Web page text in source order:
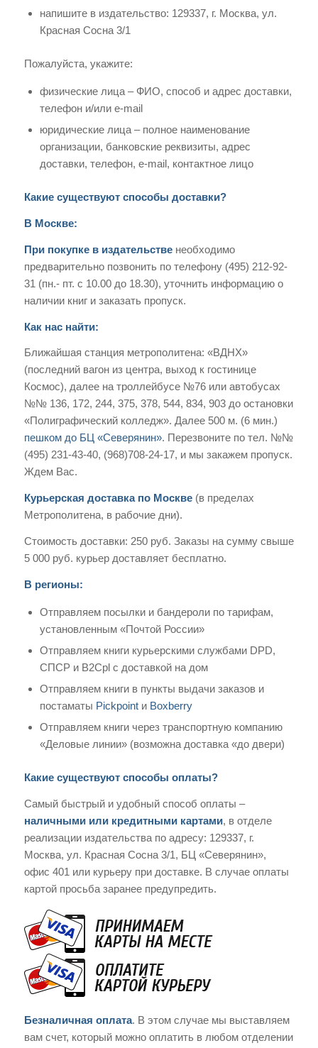
напишите в издательство: 129337, г. Москва, ул.
Красная Сосна 3/1
Пожалуйста, укажите:
физические лица – ФИО, способ и адрес доставки,
телефон и/или e-mail
юридические лица – полное наименование
организации, банковские реквизиты, адрес
доставки, телефон, e-mail, контактное лицо
Какие существуют способы доставки?
В Москве:
При покупке в издательственеобходимо
предварительно позвонить по телефону (495) 212-92-
31 (пн.- пт. с 10.00 до 18.30), уточнить информацию о
наличии книг и заказать пропуск.
Как нас найти:
Ближайшая станция метрополитена: «ВДНХ»
(последний вагон из центра, выход к гостинице
Космос), далее на троллейбусе №76 или автобусах
№№ 136, 172, 244, 375, 378, 544, 834, 903 до остановки
«Полиграфический колледж». Далее 500 м. (6 мин.)
пешком до БЦ «Северянин». Перезвоните по тел. №№
(495) 231-43-40, (968)708-24-17, и мы закажем пропуск.
Ждем Вас.
Курьерская доставка по Москве(в пределах
Метрополитена, в рабочие дни).
Стоимость доставки: 250 руб. Заказы на сумму свыше
5 000 руб. курьер доставляет бесплатно.
В регионы:
Отправляем посылки и бандероли по тарифам,
установленным «Почтой России»
Отправляем книги курьерскими службами DPD,
СПСР и B2Cpl с доставкой на дом
Отправляем книги в пункты выдачи заказов и
постаматы Pickpointи Boxberry
Отправляем книги через транспортную компанию
«Деловые линии» (возможна доставка «до двери)
Какие существуют способы оплаты?
Самый быстрый и удобный способ оплаты –
наличными или кредитными картами, в отделе
реализации издательства по адресу: 129337, г.
Москва, ул. Красная Сосна 3/1, БЦ «Северянин»,
офис 401 или курьеру при доставке. В случае оплаты
картой просьба заранее предупредить.
Безналичная оплата. В этом случае мы выставляем
вам счет, который можно оплатить в любом отделении